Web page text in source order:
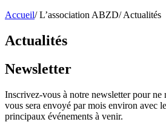
Accueil/ L’association ABZD/ Actualités
Actualités
Newsletter
Inscrivez-vous à notre newsletter pour ne
vous sera envoyé par mois environ avec
principaux événements à venir.